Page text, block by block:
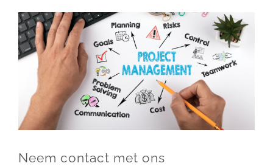
Neem contact met ons